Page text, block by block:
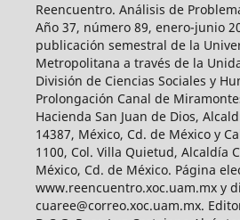
Reencuentro. Análisis de
Año 37, número 89, enero-junio
publicación semestral de la
Metropolitana a través de la
División de Ciencias Sociales y
Prolongación Canal de
Hacienda San Juan de Dios,
14387, México, Cd. de México y
1100, Col. Villa Quietud, Alcaldía
México, Cd. de México. Página
www.reencuentro.xoc.uam.mx y
cuaree@correo.xoc.uam.mx.